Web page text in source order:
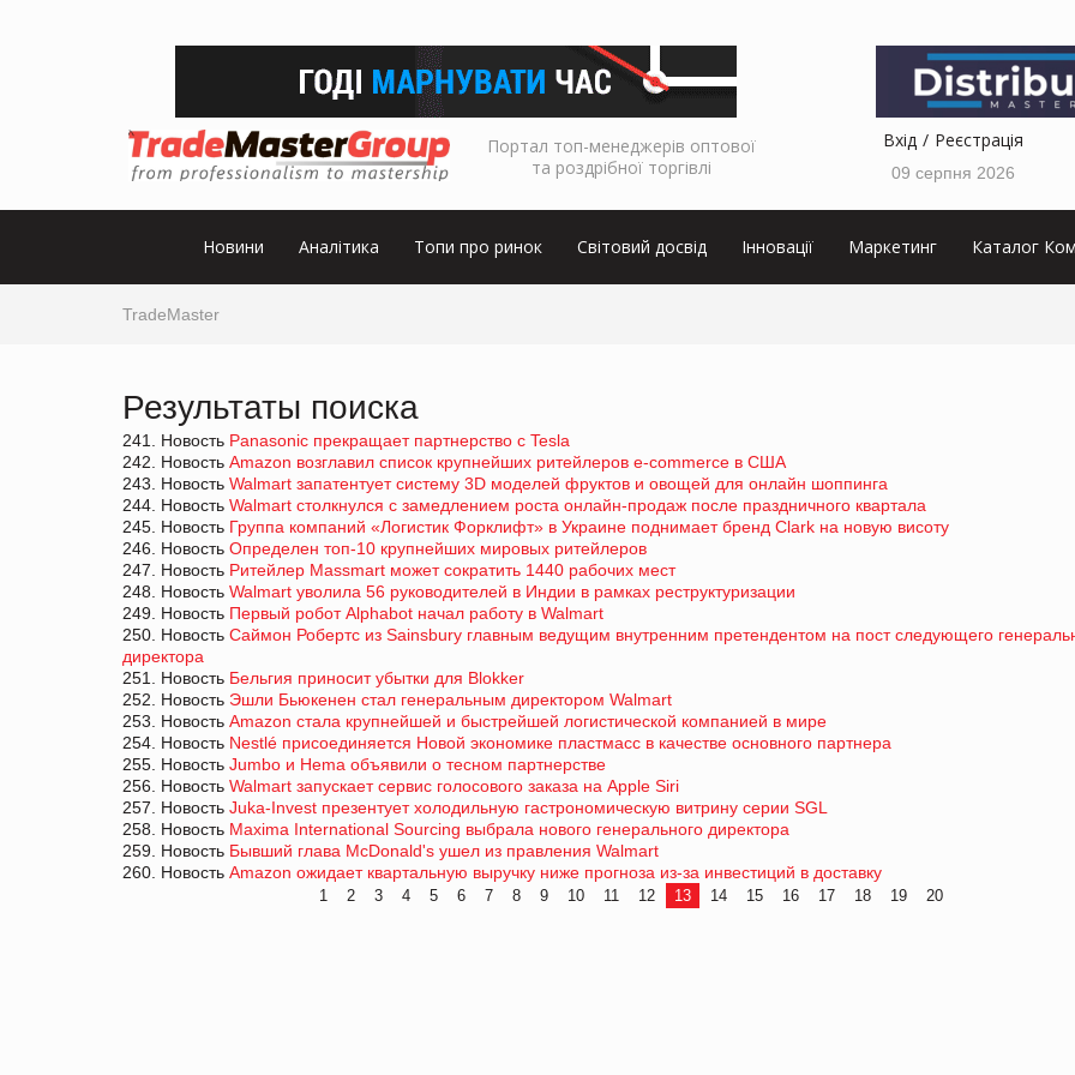
Портал топ-менеджерів оптової
та роздрібної торгівлі
Вхід Реєстрація
09 серпня 2026
Новини Аналітика Топи про ринок Світовий досвід Інновації Маркетинг Каталог
TradeMaster
Результаты поиска
241. Новость Panasonic прекращает партнерство с Tesla
242. Новость Amazon возглавил список крупнейших ритейлеров e-commerce в США
243. Новость Walmart запатентует систему 3D моделей фруктов и овощей для онлайн шоппинга
244. Новость Walmart столкнулся с замедлением роста онлайн-продаж после праздничного квартала
245. Новость Группа компаний «Логистик Форклифт» в Украине поднимает бренд Clark на новую висоту
246. Новость Определен топ-10 крупнейших мировых ритейлеров
247. Новость Ритейлер Massmart может сократить 1440 рабочих мест
248. Новость Walmart уволила 56 руководителей в Индии в рамках реструктуризации
249. Новость Первый робот Alphabot начал работу в Walmart
250. Новость Саймон Робертс из Sainsbury главным ведущим внутренним претендентом на пост следующего
директора
251. Новость Бельгия приносит убытки для Blokker
252. Новость Эшли Бьюкенен стал генеральным директором Walmart
253. Новость Amazon стала крупнейшей и быстрейшей логистической компанией в мире
254. Новость Nestlé присоединяется Новой экономике пластмасс в качестве основного партнера
255. Новость Jumbo и Hema объявили о тесном партнерстве
256. Новость Walmart запускает сервис голосового заказа на Apple Siri
257. Новость Juka-Invest презентует холодильную гастрономическую витрину серии SGL
258. Новость Maxima International Sourcing выбрала нового генерального директора
259. Новость Бывший глава McDonald's ушел из правления Walmart
260. Новость Amazon ожидает квартальную выручку ниже прогноза из-за инвестиций в доставку
1 2 3 4 5 6 7 8 9 10 11 12 13 14 15 16 17 18 19 20